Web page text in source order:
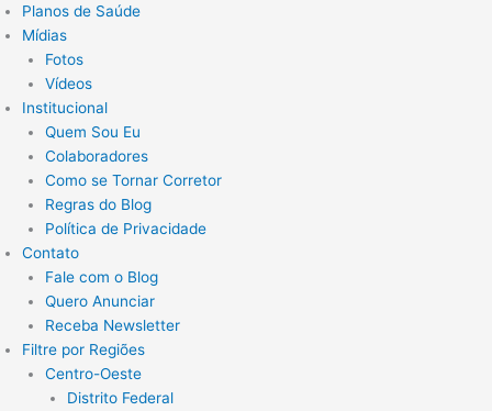
Planos de Saúde
Mídias
Fotos
Vídeos
Institucional
Quem Sou Eu
Colaboradores
Como se Tornar Corretor
Regras do Blog
Política de Privacidade
Contato
Fale com o Blog
Quero Anunciar
Receba Newsletter
Filtre por Regiões
Centro-Oeste
Distrito Federal